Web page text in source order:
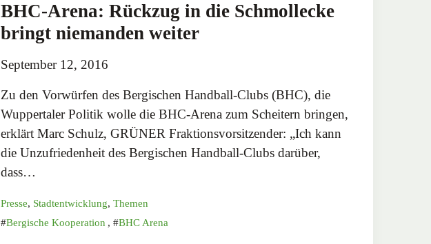
BHC-Arena: Rückzug in die Schmollecke
bringt niemanden weiter
September 12, 2016
Zu den Vorwürfen des Bergischen Handball-Clubs (BHC), die
Wuppertaler Politik wolle die BHC-Arena zum Scheitern bringen,
erklärt Marc Schulz, GRÜNER Fraktionsvorsitzender: „Ich kann
die Unzufriedenheit des Bergischen Handball-Clubs darüber,
dass…
Presse, Stadtentwicklung, Themen
Bergische Kooperation , BHC Arena